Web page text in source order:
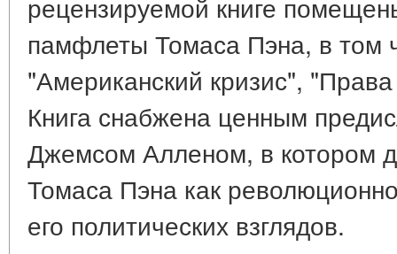
памфлеты Томаса Пэна, в том
"Американский кризис",
Книга снабжена ценным
Джемсом Алленом, в котором
Томаса Пэна как
его политических взглядов.